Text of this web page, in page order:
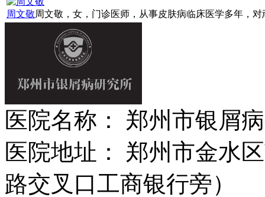
周文敬周文敬，女，门诊医师，从事皮肤病临床医学多年，对
医院名称： 郑州市银屑
医院地址： 郑州市金水
路交叉口工商银行旁）